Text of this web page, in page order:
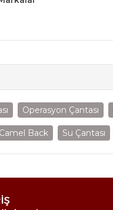
Operasyon Çantası
Camel Back Su Çantası